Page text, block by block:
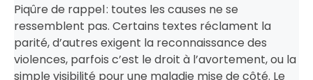
Piqûre de rappel : toutes les causes ne se
ressemblent pas. Certains textes réclament la
parité, d’autres exigent la reconnaissance des
violences, parfois c’est le droit à l’avortement, ou la
simple visibilité pour une maladie mise de côté. Le